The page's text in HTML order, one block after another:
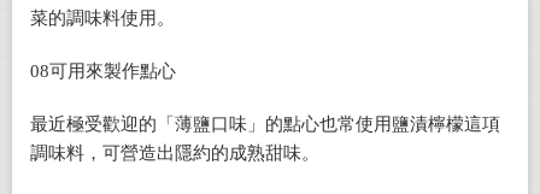
菜的調味料使用。
08可用來製作點心
最近極受歡迎的「薄鹽口味」的點心也常使用鹽漬檸檬這項
調味料，可營造出隱約的成熟甜味。